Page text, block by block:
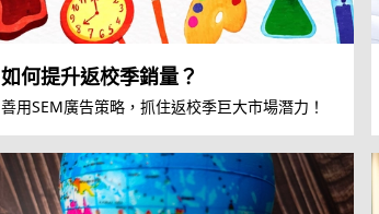
如何提升返校季銷量？
善用SEM廣告策略，抓住返校季巨大市場潛力！